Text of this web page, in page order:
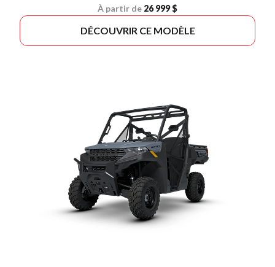
À partir de 26 999 $
DÉCOUVRIR CE MODÈLE